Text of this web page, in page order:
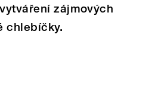
zájmových
chlebíčky.